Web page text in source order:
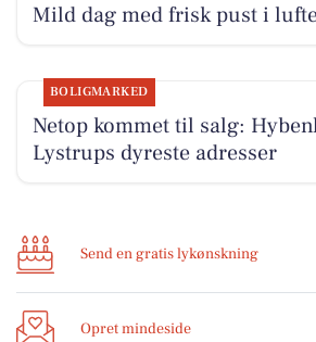
Mild dag med frisk pust i
BOLIGMARKED
Netop kommet til salg:
Lystrups dyreste adresser
Send en gratis lykønskning
Opret mindeside